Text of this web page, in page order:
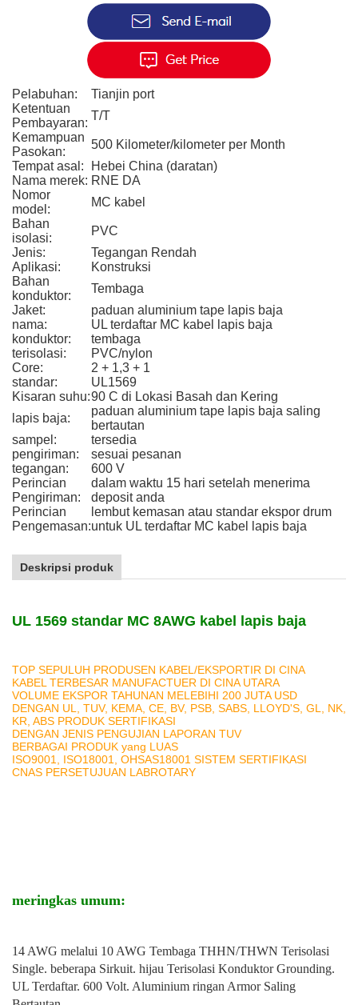
Pelabuhan:
Tianjin port
Ketentuan
Pembayaran:
T/T
Kemampuan
Pasokan:
500 Kilometer/kilometer per Month
Tempat asal:
Hebei China (daratan)
Nama merek: RNE DA
Nomor
model:
MC kabel
Bahan
isolasi:
PVC
Jenis:
Tegangan Rendah
Aplikasi:
Konstruksi
Bahan
konduktor:
Tembaga
Jaket:
paduan aluminium tape lapis baja
nama:
UL terdaftar MC kabel lapis baja
konduktor:
tembaga
terisolasi:
PVC/nylon
Core:
2 + 1,3 + 1
standar:
UL1569
Kisaran suhu:90 C di Lokasi Basah dan Kering
lapis baja:
paduan aluminium tape lapis baja saling
bertautan
sampel:
tersedia
pengiriman:
sesuai pesanan
tegangan:
600 V
Perincian
Pengiriman:
dalam waktu 15 hari setelah menerima
deposit anda
Perincian
Pengemasan:
lembut kemasan atau standar ekspor drum
untuk UL terdaftar MC kabel lapis baja
Deskripsi produk
UL 1569 standar MC 8AWG kabel lapis baja
TOP SEPULUH PRODUSEN KABEL/EKSPORTIR DI CINA
KABEL TERBESAR MANUFACTUER DI CINA UTARA
VOLUME EKSPOR TAHUNAN MELEBIHI 200 JUTA USD
DENGAN UL, TUV, KEMA, CE, BV, PSB, SABS, LLOYD'S, GL, NK,
KR, ABS PRODUK SERTIFIKASI
DENGAN JENIS PENGUJIAN LAPORAN TUV
BERBAGAI PRODUK yang LUAS
ISO9001, ISO18001, OHSAS18001 SISTEM SERTIFIKASI
CNAS PERSETUJUAN LABROTARY
meringkas umum:
14 AWG melalui 10 AWG Tembaga THHN/THWN Terisolasi
Single. beberapa Sirkuit. hijau Terisolasi Konduktor Grounding.
UL Terdaftar. 600 Volt. Aluminium ringan Armor Saling